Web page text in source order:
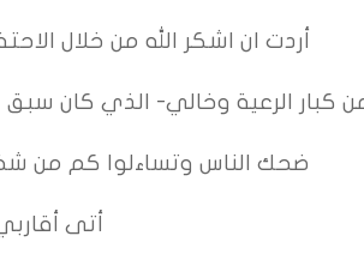
أردت ان اشكر الله من خلال
كبار الرعية وخالي- الذي كان
ضحك الناس وتساءلوا كم من
أتى